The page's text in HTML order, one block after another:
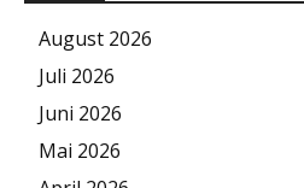
August 2026
Juli 2026
Juni 2026
Mai 2026